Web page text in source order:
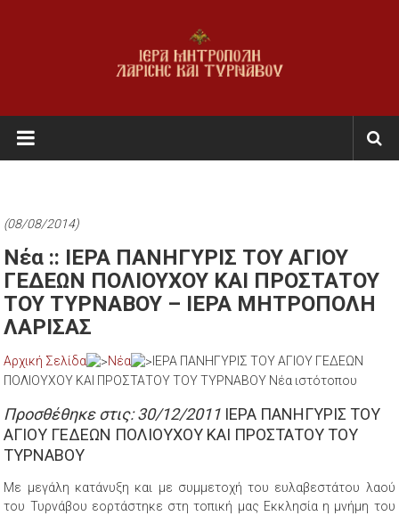
Ι.Μ.
Λαρίσης
Τυρνάβου
Εκκλησία
της
Ελλάδος
(08/08/2014)
Νέα :: ΙΕΡΑ ΠΑΝΗΓΥΡΙΣ ΤΟΥ ΑΓΙΟΥ
ΓΕΔΕΩΝ ΠΟΛΙΟΥΧΟΥ ΚΑΙ ΠΡΟΣΤΑΤΟΥ
ΤΟΥ ΤΥΡΝΑΒΟΥ – ΙΕΡΑ ΜΗΤΡΟΠΟΛΗ
ΛΑΡΙΣΑΣ
Αρχική Σελίδα Νέα
ΙΕΡΑ ΠΑΝΗΓΥΡΙΣ ΤΟΥ ΑΓΙΟΥ ΓΕΔΕΩΝ
ΠΟΛΙΟΥΧΟΥ ΚΑΙ ΠΡΟΣΤΑΤΟΥ ΤΟΥ ΤΥΡΝΑΒΟΥ Νέα ιστότοπου
Προσθέθηκε στις: 30/12/2011 ΙΕΡΑ ΠΑΝΗΓΥΡΙΣ ΤΟΥ
ΑΓΙΟΥ ΓΕΔΕΩΝ ΠΟΛΙΟΥΧΟΥ ΚΑΙ ΠΡΟΣΤΑΤΟΥ ΤΟΥ
ΤΥΡΝΑΒΟΥ
Με μεγάλη κατάνυξη και με συμμετοχή του ευλαβεστάτου λαού
του Τυρνάβου εορτάστηκε στη τοπική μας Εκκλησία η μνήμη του